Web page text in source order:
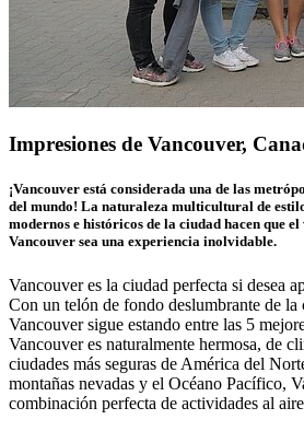
Impresiones de Vancouver,
¡Vancouver está considerada una de las
del mundo! La naturaleza multicultural de
modernos e históricos de la ciudad hacen que
Vancouver sea una experiencia inolvidable.
Vancouver es la ciudad perfecta si desea
Con un telón de fondo deslumbrante de la
Vancouver sigue estando entre las 5
Vancouver es naturalmente hermosa, de
ciudades más seguras de América del
montañas nevadas y el Océano Pacífico,
combinación perfecta de actividades al